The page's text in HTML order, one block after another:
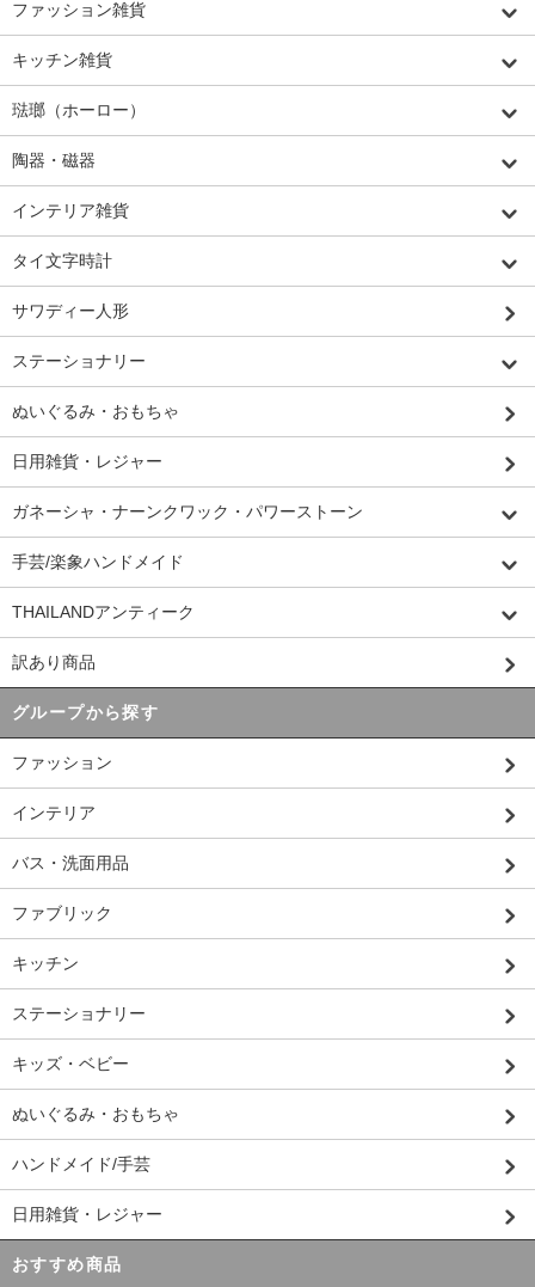
ファッション雑貨
キッチン雑貨
琺瑯（ホーロー）
陶器・磁器
インテリア雑貨
タイ文字時計
サワディー人形
ステーショナリー
ぬいぐるみ・おもちゃ
日用雑貨・レジャー
ガネーシャ・ナーンクワック・パワーストーン
手芸/楽象ハンドメイド
THAILANDアンティーク
訳あり商品
グループから探す
ファッション
インテリア
バス・洗面用品
ファブリック
キッチン
ステーショナリー
キッズ・ベビー
ぬいぐるみ・おもちゃ
ハンドメイド/手芸
日用雑貨・レジャー
おすすめ商品